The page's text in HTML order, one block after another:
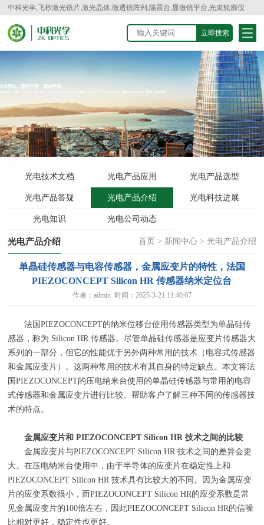
中科光学,飞秒激光镜片,激光晶体,微透镜阵列,隔震台,显微镜平台,光束轮廓仪
光电技术文档 光电产品应用 光电产品选型
光电产品答疑 光电产品介绍 光电科技进展
光电知识 光电公司动态
光电产品介绍 首页 > 新闻中心> 光电产品介绍
单晶硅传感器与电容传感器，金属应变片的特性，法国
PIEZOCONCEPT Silicon HR 传感器纳米定位台
作者：admin 时间：2025-3-21 11:40:07
法国PIEZOCONCEPT的纳米位移台使用传感器类型为单晶硅传
感器，称为 Silicon HR传感器。尽管单晶硅传感器是应变片传感器大
系列的一部分，但它的性能优于另外两种常用的技术（电容式传感器
和金属应变片）。这两种常用的技术有其自身的特定缺点。本文将法
国PIEZOCONCEPT的压电纳米台使用的单晶硅传感器与常用的电容
式传感器和金属应变片进行比较。帮助客户了解三种不同的传感器技
术的特点。
金属应变片和 PIEZOCONCEPT Silicon HR技术之间的比较
金属应变片与PIEZOCONCEPT Silicon HR技术之间的差异会更
大。在压电纳米台使用中，由于半导体的应变片在稳定性上和
PIEZOCONCEPT Silicon HR技术具有比较大的不同。因为金属应变
片的应变系数很小，而PIEZOCONCEPT Silicon HR的应变系数是常
见金属应变片的100倍左右，因此PIEZOCONCEPT Silicon HR的信噪
比相对更好，稳定性也更好。